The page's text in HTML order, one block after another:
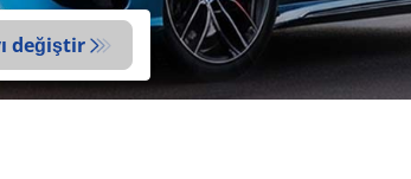
değiştir